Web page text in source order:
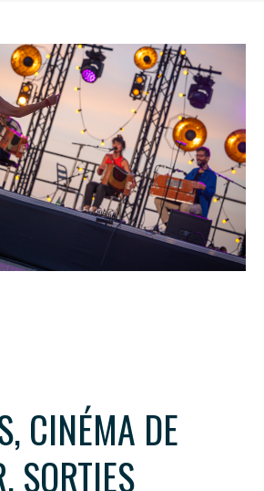
CINÉMA DE
SORTIES